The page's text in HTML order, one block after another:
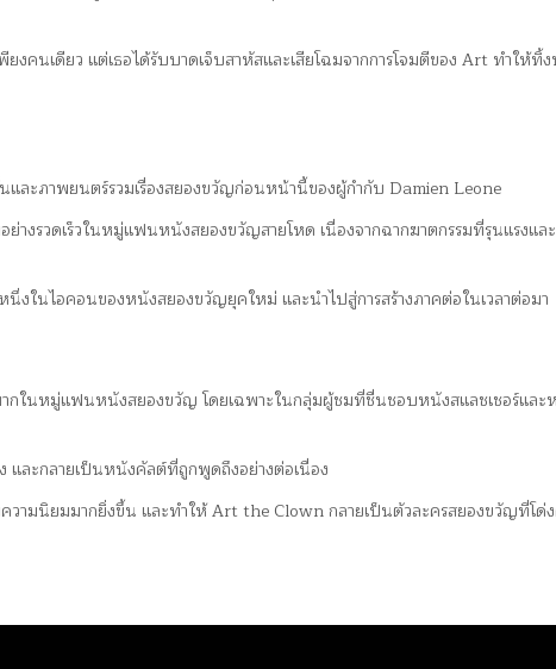
งคนเดียว แต่เธอได้รับบาดเจ็บสาหัสและเสียโฉมจากการโจมตีของ Art ทำให้ทิ้
ะภาพยนตร์รวมเรื่องสยองขวัญก่อนหน้านี้ของผู้กำกับ Damien Leone
งรวดเร็วในหมู่แฟนหนังสยองขวัญสายโหด เนื่องจากฉากฆาตกรรมที่รุนแรงแล
งในไอคอนของหนังสยองขวัญยุคใหม่ และนำไปสู่การสร้างภาคต่อในเวลาต่อมา
ในหมู่แฟนหนังสยองขวัญ โดยเฉพาะในกลุ่มผู้ชมที่ชื่นชอบหนังสแลชเชอร์และ
และกลายเป็นหนังคัลต์ที่ถูกพูดถึงอย่างต่อเนื่อง
ความนิยมมากยิ่งขึ้น และทำให้ Art the Clown กลายเป็นตัวละครสยองขวัญที่โด่